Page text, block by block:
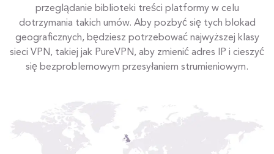
przeglądanie biblioteki treści platformy w celu
dotrzymania takich umów. Aby pozbyć się tych blokad
geograficznych, będziesz potrzebować najwyższej klasy
sieci VPN, takiej jak PureVPN, aby zmienić adres IP i cieszyć
się bezproblemowym przesyłaniem strumieniowym.